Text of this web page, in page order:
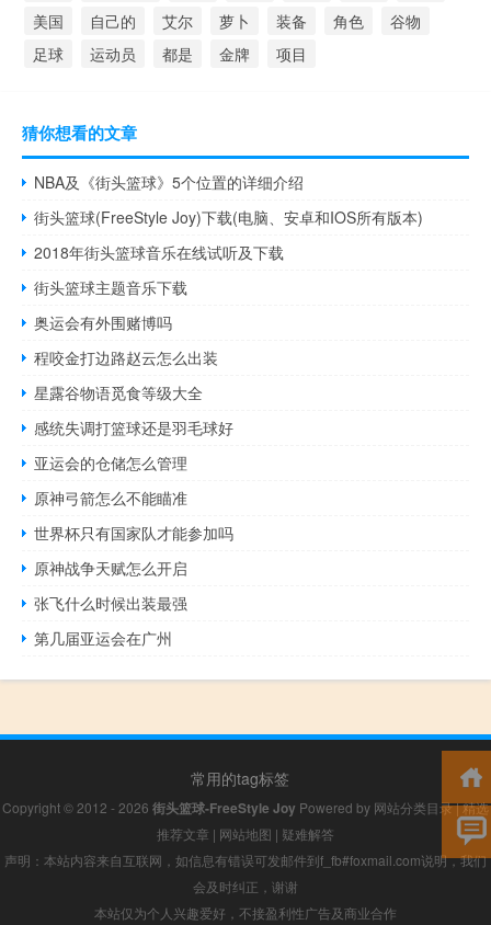
美国
自己的 艾尔 萝卜 装备 角色
谷物
足球
运动员 都是 金牌 项目
猜你想看的文章
NBA及《街头篮球》5个位置的详细介绍
街头篮球(FreeStyle Joy)下载(电脑、安卓和IOS所有版本)
2018年街头篮球音乐在线试听及下载
街头篮球主题音乐下载
奥运会有外围赌博吗
程咬金打边路赵云怎么出装
星露谷物语觅食等级大全
感统失调打篮球还是羽毛球好
亚运会的仓储怎么管理
原神弓箭怎么不能瞄准
世界杯只有国家队才能参加吗
原神战争天赋怎么开启
张飞什么时候出装最强
第几届亚运会在广州
常用的tag标签
Copyright © 2012 - 2026 街头篮球-FreeStyle Joy Powered by 网站分类目录|精选
推荐文章 | 网站地图 | 疑难解答
声明：本站内容来自互联网，如信息有错误可发邮件到f_fb#foxmail.com说明，我们
会及时纠正，谢谢
本站仅为个人兴趣爱好，不接盈利性广告及商业合作